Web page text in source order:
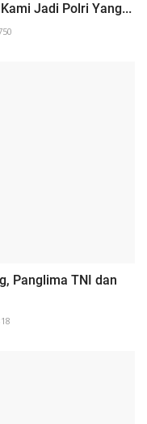
Jadi Polri Yang...
Panglima TNI dan